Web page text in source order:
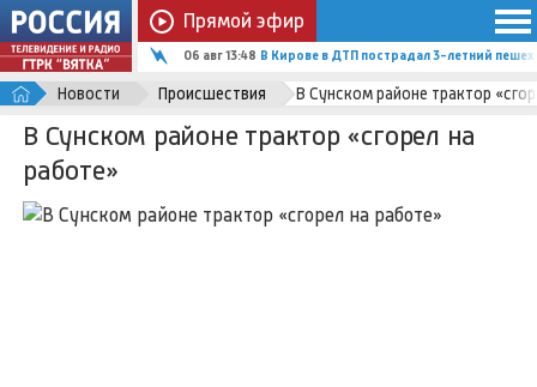
Прямой эфир
06 авг 13:48 В Кирове в ДТП пострадал 3-летний
Новости Происшествия В Сунском районе трактор
В Сунском районе трактор «сгорел на
работе»